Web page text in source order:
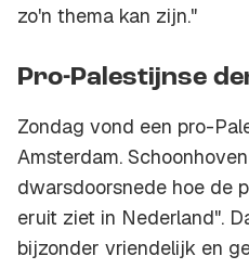
zo'n thema kan zijn."
Pro-Palestijnse
Zondag vond een pro-
Amsterdam.
dwarsdoorsnede hoe de
eruit ziet in Nederland".
bijzonder vriendelijk en